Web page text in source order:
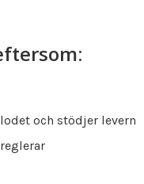
och stödjer levern